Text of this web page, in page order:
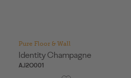
Pure Floor & Wall
Personality Camel
AJ7T001